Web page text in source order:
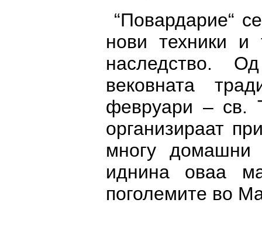
“Повардарие“
нови техники и
наследство.
вековната
февруари – св.
организираат
многу домашни
иднина оваа
поголемите во